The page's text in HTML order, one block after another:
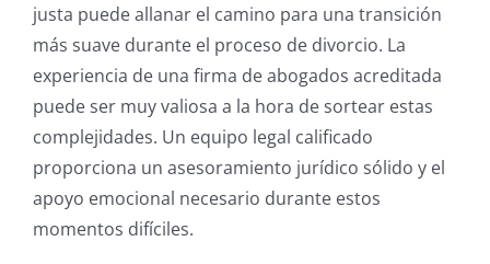
justa puede allanar el camino para una transición
más suave durante el proceso de divorcio. La
experiencia de una firma de abogados acreditada
puede ser muy valiosa a la hora de sortear estas
complejidades. Un equipo legal calificado
proporciona un asesoramiento jurídico sólido y el
apoyo emocional necesario durante estos
momentos difíciles.